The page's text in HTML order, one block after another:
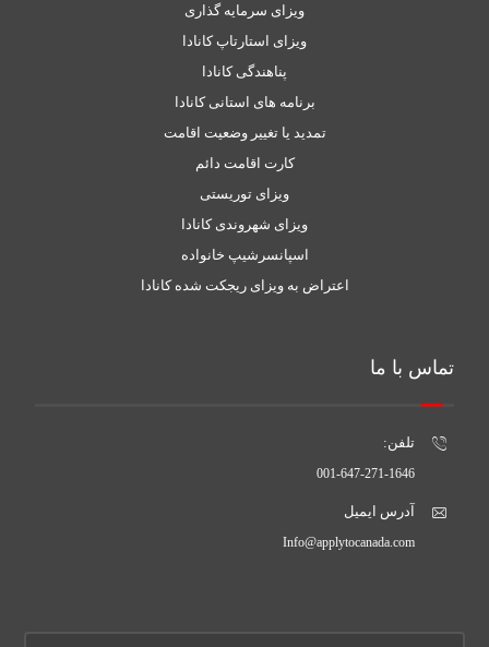
ویزای سرمایه گذاری
ویزای استارتاپ کانادا
پناهندگی کانادا
برنامه های استانی کانادا
تمدید یا تغییر وضعیت اقامت
کارت اقامت دائم
ویزای توریستی
ویزای شهروندی کانادا
اسپانسرشیپ خانواده
اعتراض به ویزای ریجکت شده کانادا
تماس با ما
تلفن:
001-647-271-1646
آدرس ایمیل
Info@applytocanada.com